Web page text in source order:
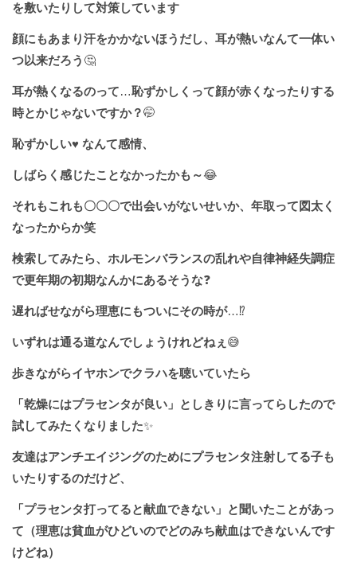
を敷いたりして対策しています
顔にもあまり汗をかかないほうだし、耳が熱いなんて一体い
つ以来だろう 🤔
耳が熱くなるのって…恥ずかしくって顔が赤くなったりする
時とかじゃないですか？🤭
恥ずかしい♥️ なんて感情、
しばらく感じたことなかったかも～😂
それもこれも〇〇〇で出会いがないせいか、年取って図太く
なったからか笑
検索してみたら、ホルモンバランスの乱れや自律神経失調症
で更年期の初期なんかにあるそうな❓
遅ればせながら理恵にもついにその時が…⁉️
いずれは通る道なんでしょうけれどねぇ 😅
歩きながらイヤホンでクラハを聴いていたら
「乾燥にはプラセンタが良い」としきりに言ってらしたので
試してみたくなりました✨
友達はアンチエイジングのためにプラセンタ注射してる子も
いたりするのだけど、
「プラセンタ打ってると献血できない」と聞いたことがあっ
て（理恵は貧血がひどいのでどのみち献血はできないんです
けどね）